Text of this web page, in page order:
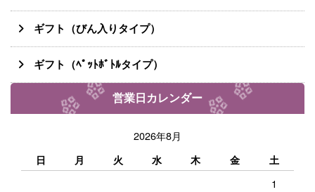
ギフト（びん入りタイプ）
ギフト（ﾍﾟｯﾄﾎﾞﾄﾙタイプ）
営業日カレンダー
2026年8月
日 月 火 水 木 金 土
1